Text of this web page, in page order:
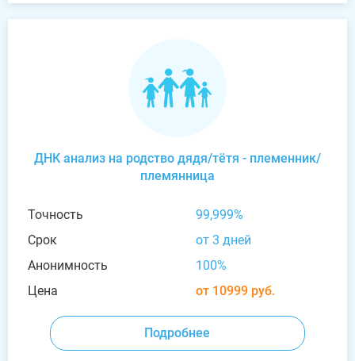
ДНК анализ на родство дядя/тётя - племенник/
племянница
Точность
99,999%
Срок
от 3 дней
Анонимность
100%
Цена
от 10999 руб.
Подробнее